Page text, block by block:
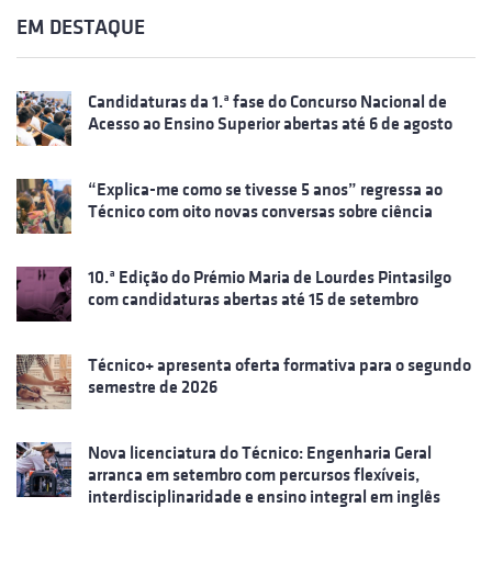
EM DESTAQUE
Candidaturas da 1.ª fase do Concurso Nacional de
Acesso ao Ensino Superior abertas até 6 de agosto
“Explica-me como se tivesse 5 anos” regressa ao
Técnico com oito novas conversas sobre ciência
10.ª Edição do Prémio Maria de Lourdes Pintasilgo
com candidaturas abertas até 15 de setembro
Técnico+ apresenta oferta formativa para o segundo
semestre de 2026
Nova licenciatura do Técnico: Engenharia Geral
arranca em setembro com percursos flexíveis,
interdisciplinaridade e ensino integral em inglês